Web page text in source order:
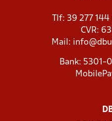
Tlf: 39 277
CVR:
Mail:
Bank: